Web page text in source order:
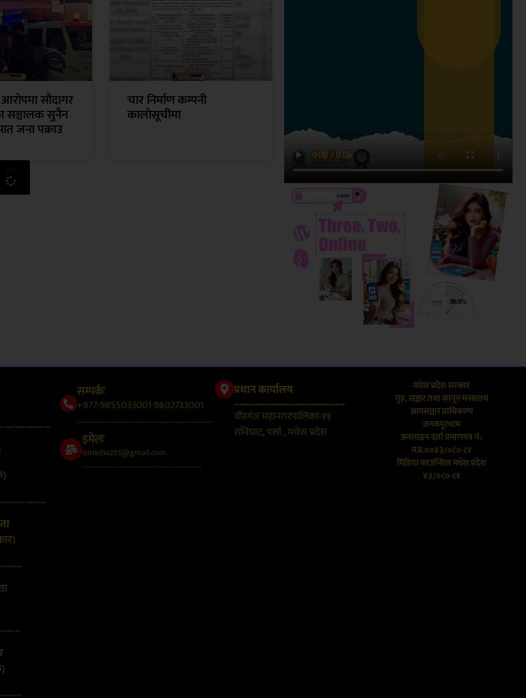
सौदागर
सञ्चालक सुनैन
जना पक्राउ
चार निर्माण कम्पनी
कालोसूचीमा
सम्पर्कः
+977-9855033001 9802733001
..........................................................
इमेलः
Gmedia255@gmail.com
....................................................................
प्रधान कार्यालय
...............................................
वीरगंज महानगरपालिका-११
रानिघाट, पर्सा , मधेस प्रदेस
मधेस प्रदेश सरकार
गृह, सञ्चार तथा कानून मन्त्रालय
आमसञ्चार प्राधिकरण
जनकपुरधाम
अनलाइन दर्ता प्रमाणपत्र नं.:
म.प्र.००४३/०८०-८१
मिडिया काउन्सिल मधेश प्रदेश
४३/०८०-८१